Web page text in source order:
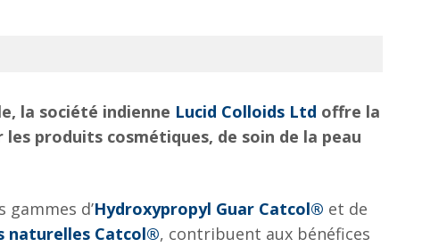
la société indienne Lucid Colloids Ltd offre la
les produits cosmétiques, de soin de la peau
gammes d’Hydroxypropyl Guar Catcol® et de
naturelles Catcol®, contribuent aux bénéfices